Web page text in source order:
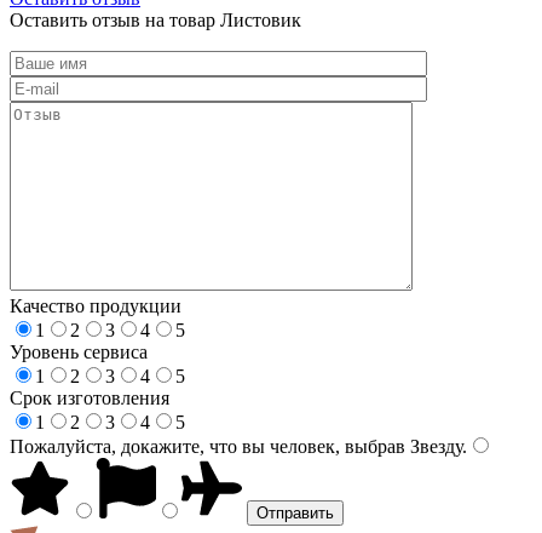
Оставить отзыв на товар Листовик
Качество продукции
1
2 3 4
5
Уровень сервиса
1
2 3 4
5
Срок изготовления
1
2 3 4
5
Пожалуйста, докажите, что вы человек, выбрав Звезду.